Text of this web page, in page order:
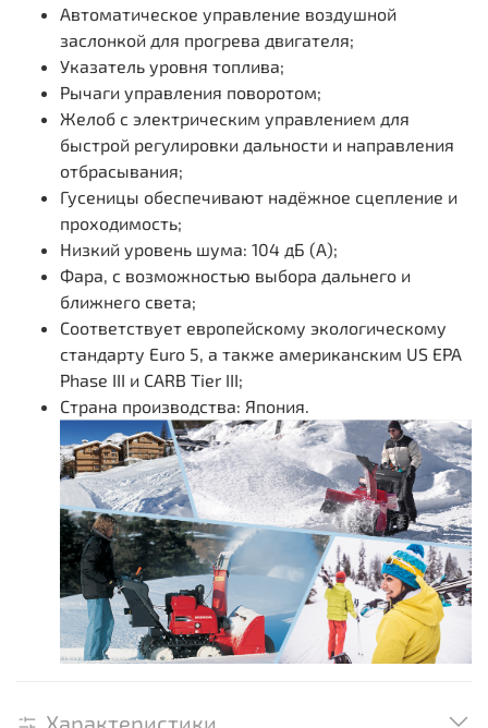
Автоматическое управление воздушной
заслонкой для прогрева двигателя;
Указатель уровня топлива;
Рычаги управления поворотом;
Желоб с электрическим управлением для
быстрой регулировки дальности и направления
отбрасывания;
Гусеницы обеспечивают надёжное сцепление и
проходимость;
Низкий уровень шума: 104 дБ (А);
Фара, c возможностью выбора дальнего и
ближнего света;
Соответствует европейскому экологическому
стандарту Euro 5, а также американским US EPA
Phase III и CARB Tier III;
Cтрана производства: Япония.